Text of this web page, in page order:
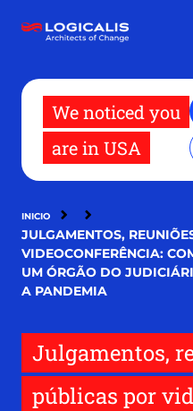
contenido
We noticed you
are in USA
INICIO
JULGAMENTOS,
VIDEOCONFERÊNCIA:
UM ÓRGÃO DO
A PANDEMIA
Julgamentos,
públicas por